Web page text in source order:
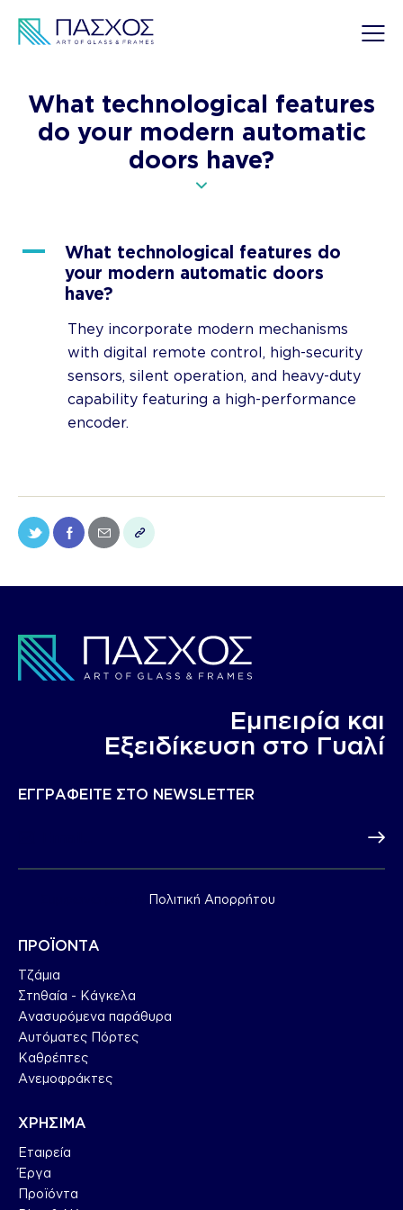
What technological features
do your modern automatic
doors have?
A
What technological features do
your modern automatic doors
have?
They incorporate modern mechanisms
with digital remote control, high-security
sensors, silent operation, and heavy-duty
capability featuring a high-performance
encoder.
Εμπειρία και
Eξειδίκευση στο Γυαλί
ΕΓΓΡΑΦΕΙΤΕ ΣΤΟ NEWSLETTER
Πολιτική Απορρήτου
ΠΡΟΪΟΝΤΑ
Τζάμια
Στηθαία - Κάγκελα
Ανασυρόμενα παράθυρα
Αυτόματες Πόρτες
Καθρέπτες
Ανεμοφράκτες
ΧΡΗΣΙΜΑ
Εταιρεία
Έργα
Προϊόντα